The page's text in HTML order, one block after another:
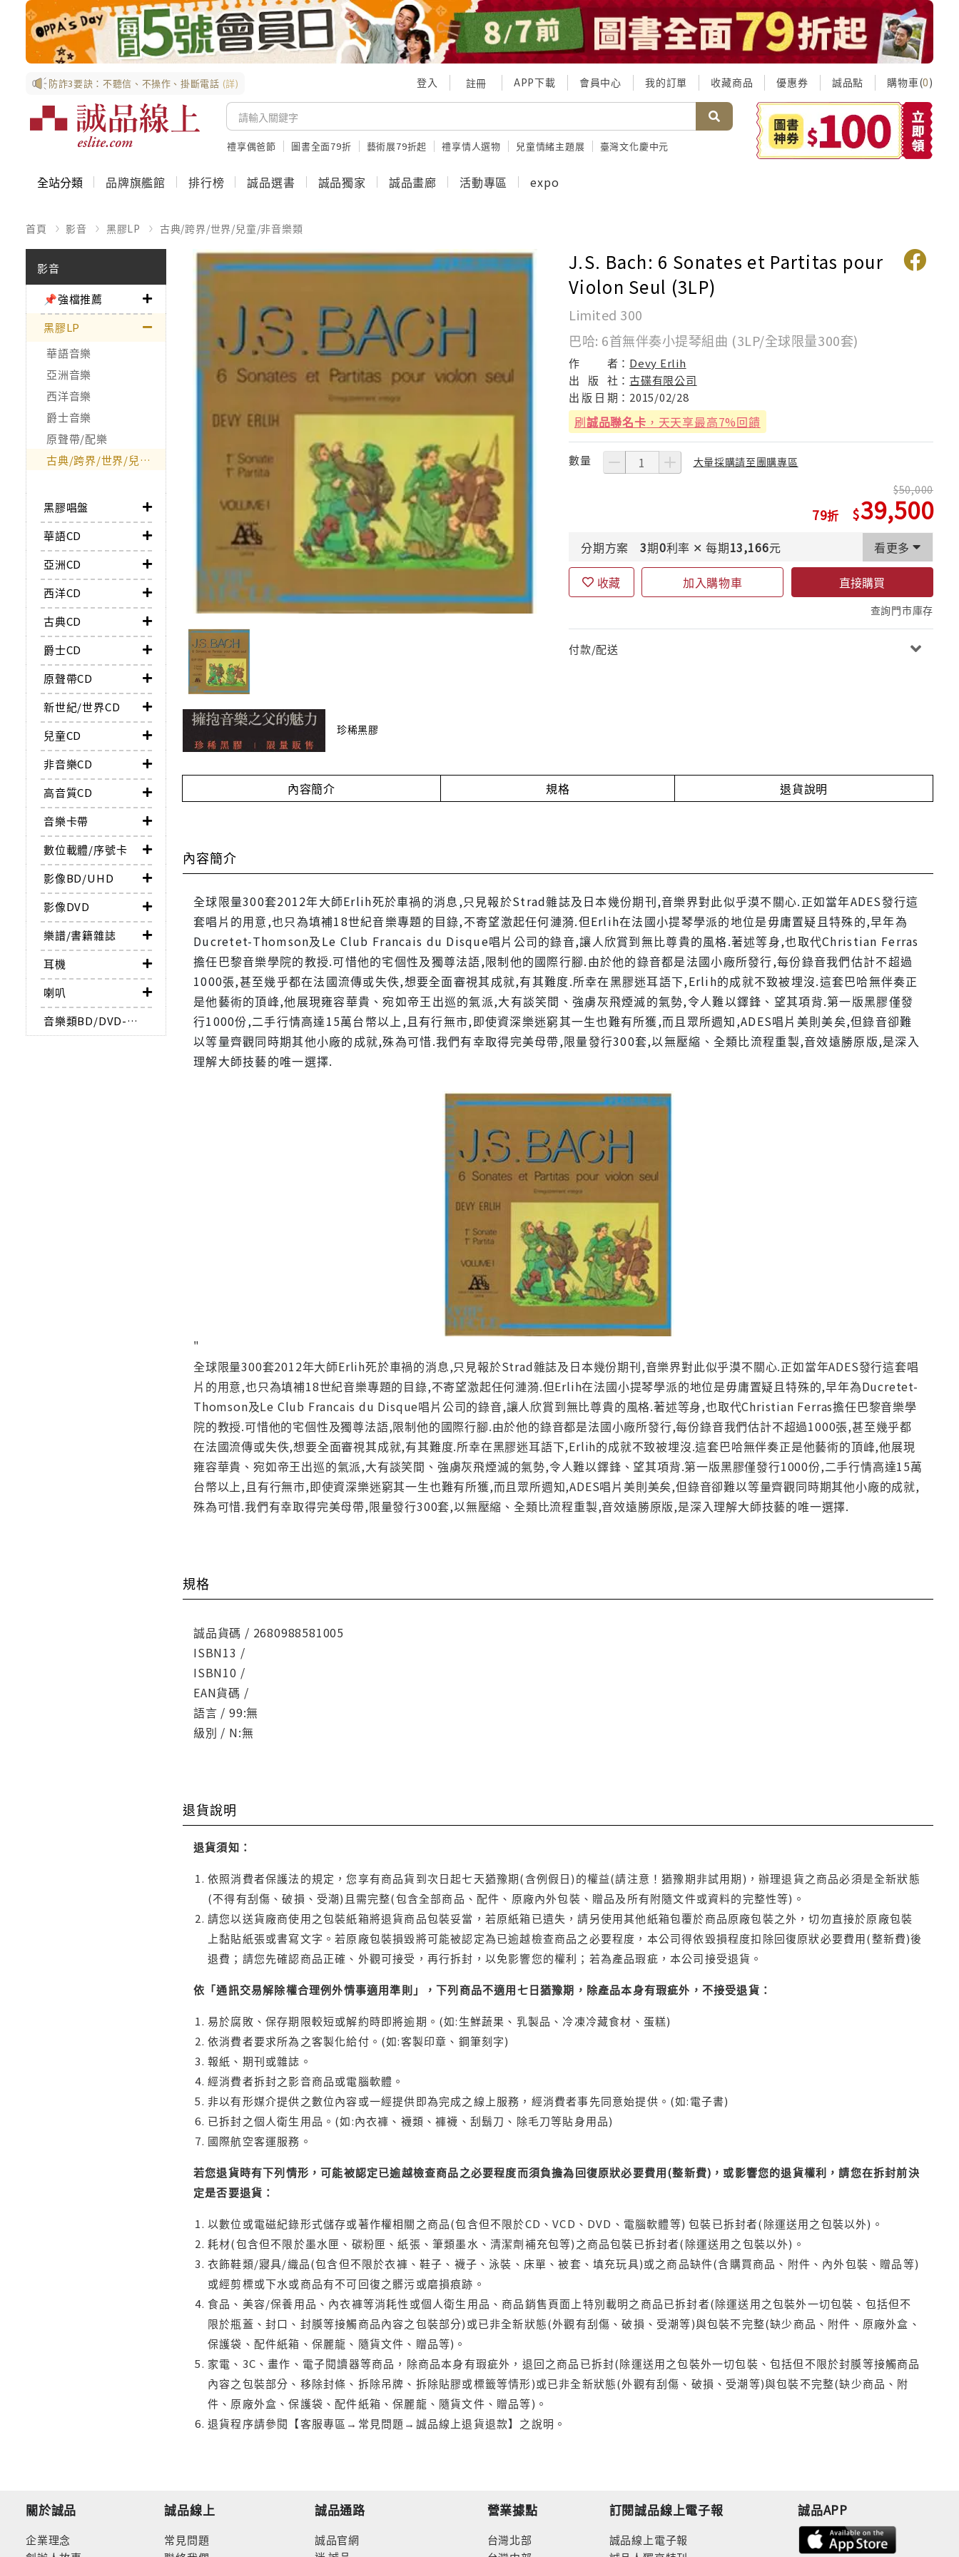
防詐3要訣：不聽信、不操作、掛斷電話 (詳) 登入 註冊 APP下載 會員中心 我的訂單 收藏商品 優惠券 誠品點 購物車(0)
禮享偶爸節 圖書全面79折 藝術展79折起 禮享情人選物 兒童情緒主題展 臺灣文化慶中元
全站分類 品牌旗艦館 排行榜 誠品選書 誠品獨家 誠品畫廊 活動專區 expo
首頁 影音 黑膠LP 古典/跨界/世界/兒童/非音樂類
影音
📌強檔推薦
黑膠LP
華語音樂
亞洲音樂
西洋音樂
爵士音樂
原聲帶/配樂
古典/跨界/世界/兒童/非音樂類
黑膠唱盤
華語CD
亞洲CD
西洋CD
古典CD
爵士CD
原聲帶CD
新世紀/世界CD
兒童CD
非音樂CD
高音質CD
音樂卡帶
數位載體/序號卡
影像BD/UHD
影像DVD
樂譜/書籍雜誌
耳機
喇叭
音樂類BD/DVD-AUDIO
珍稀黑膠
J.S. Bach: 6 Sonates et Partitas pour
Violon Seul (3LP)
Limited 300
巴哈: 6首無伴奏小提琴組曲 (3LP/全球限量300套)
作 者： Devy Erlih
出
版 社：古碟有限公司
出 版 日 期： 2015/02/28
刷誠品聯名卡 ，天天享最高7%回饋
數量 大量採購請至團購專區
79
50,000
39,500
分期方案 3期0利率 ✕ 每期13,166元 看更多
收藏 加入購物車 直接購買
查詢門市庫存
付款/配送
內容簡介 規格 退貨說明
內容簡介
全球限量300套2012年大師Erlih死於車禍的消息,只見報於Strad雜誌及日本幾份期刊,音樂界對此似乎漠不關心.正如當年ADES發行這
套唱片的用意,也只為填補18世紀音樂專題的目錄,不寄望激起任何漣漪.但Erlih在法國小提琴學派的地位是毋庸置疑且特殊的,早年為
Ducretet-Thomson及Le Club Francais du Disque唱片公司的錄音,讓人欣賞到無比尊貴的風格.著述等身,也取代Christian Ferras
擔任巴黎音樂學院的教授.可惜他的宅個性及獨尊法語,限制他的國際行腳.由於他的錄音都是法國小廠所發行,每份錄音我們估計不超過
1000張,甚至幾乎都在法國流傳或失佚,想要全面審視其成就,有其難度.所幸在黑膠迷耳語下,Erlih的成就不致被埋沒.這套巴哈無伴奏正
是他藝術的頂峰,他展現雍容華貴、宛如帝王出巡的氣派,大有談笑間、強虜灰飛煙滅的氣勢,令人難以鐸鋒、望其項背.第一版黑膠僅發
行1000份,二手行情高達15萬台幣以上,且有行無市,即使資深樂迷窮其一生也難有所獲,而且眾所週知,ADES唱片美則美矣,但錄音卻難
以等量齊觀同時期其他小廠的成就,殊為可惜.我們有幸取得完美母帶,限量發行300套,以無壓縮、全類比流程重製,音效遠勝原版,是深入
理解大師技藝的唯一選擇.
"
全球限量300套2012年大師Erlih死於車禍的消息,只見報於Strad雜誌及日本幾份期刊,音樂界對此似乎漠不關心.正如當年ADES發行這套唱
片的用意,也只為填補18世紀音樂專題的目錄,不寄望激起任何漣漪.但Erlih在法國小提琴學派的地位是毋庸置疑且特殊的,早年為Ducretet-
Thomson及Le Club Francais du Disque唱片公司的錄音,讓人欣賞到無比尊貴的風格.著述等身,也取代Christian Ferras擔任巴黎音樂學
院的教授.可惜他的宅個性及獨尊法語,限制他的國際行腳.由於他的錄音都是法國小廠所發行,每份錄音我們估計不超過1000張,甚至幾乎都
在法國流傳或失佚,想要全面審視其成就,有其難度.所幸在黑膠迷耳語下,Erlih的成就不致被埋沒.這套巴哈無伴奏正是他藝術的頂峰,他展現
雍容華貴、宛如帝王出巡的氣派,大有談笑間、強虜灰飛煙滅的氣勢,令人難以鐸鋒、望其項背.第一版黑膠僅發行1000份,二手行情高達15萬
台幣以上,且有行無市,即使資深樂迷窮其一生也難有所獲,而且眾所週知,ADES唱片美則美矣,但錄音卻難以等量齊觀同時期其他小廠的成就,
殊為可惜.我們有幸取得完美母帶,限量發行300套,以無壓縮、全類比流程重製,音效遠勝原版,是深入理解大師技藝的唯一選擇.
規格
誠品貨碼 / 2680988581005
ISBN13 /
ISBN10 /
EAN貨碼 /
語言 / 99:無
級別 / N:無
退貨說明
退貨須知：
依照消費者保護法的規定，您享有商品貨到次日起七天猶豫期(含例假日)的權益(請注意！猶豫期非試用期)，辦理退貨之商品必須是全新狀態
(不得有刮傷、破損、受潮)且需完整(包含全部商品、配件、原廠內外包裝、贈品及所有附隨文件或資料的完整性等)。
請您以送貨廠商使用之包裝紙箱將退貨商品包裝妥當，若原紙箱已遺失，請另使用其他紙箱包覆於商品原廠包裝之外，切勿直接於原廠包裝
上黏貼紙張或書寫文字。若原廠包裝損毀將可能被認定為已逾越檢查商品之必要程度，本公司得依毀損程度扣除回復原狀必要費用(整新費)後
退費；請您先確認商品正確、外觀可接受，再行拆封，以免影響您的權利；若為產品瑕疵，本公司接受退貨。
依「通訊交易解除權合理例外情事適用準則」，下列商品不適用七日猶豫期，除產品本身有瑕疵外，不接受退貨：
易於腐敗、保存期限較短或解約時即將逾期。(如:生鮮蔬果、乳製品、冷凍冷藏食材、蛋糕)
依消費者要求所為之客製化給付。(如:客製印章、鋼筆刻字)
報紙、期刊或雜誌。
經消費者拆封之影音商品或電腦軟體。
非以有形媒介提供之數位內容或一經提供即為完成之線上服務，經消費者事先同意始提供。(如:電子書)
已拆封之個人衛生用品。(如:內衣褲、襪類、褲襪、刮鬍刀、除毛刀等貼身用品)
國際航空客運服務。
若您退貨時有下列情形，可能被認定已逾越檢查商品之必要程度而須負擔為回復原狀必要費用(整新費)，或影響您的退貨權利，請您在拆封前決
定是否要退貨：
以數位或電磁紀錄形式儲存或著作權相關之商品(包含但不限於CD、VCD、DVD、電腦軟體等) 包裝已拆封者(除運送用之包裝以外)。
耗材(包含但不限於墨水匣、碳粉匣、紙張、筆類墨水、清潔劑補充包等)之商品包裝已拆封者(除運送用之包裝以外)。
衣飾鞋類/寢具/織品(包含但不限於衣褲、鞋子、襪子、泳裝、床單、被套、填充玩具)或之商品缺件(含購買商品、附件、內外包裝、贈品等)
或經剪標或下水或商品有不可回復之髒污或磨損痕跡。
食品、美容/保養用品、內衣褲等消耗性或個人衛生用品、商品銷售頁面上特別載明之商品已拆封者(除運送用之包裝外一切包裝、包括但不
限於瓶蓋、封口、封膜等接觸商品內容之包裝部分)或已非全新狀態(外觀有刮傷、破損、受潮等)與包裝不完整(缺少商品、附件、原廠外盒、
保護袋、配件紙箱、保麗龍、隨貨文件、贈品等)。
家電、3C、畫作、電子閱讀器等商品，除商品本身有瑕疵外，退回之商品已拆封(除運送用之包裝外一切包裝、包括但不限於封膜等接觸商品
內容之包裝部分、移除封條、拆除吊牌、拆除貼膠或標籤等情形)或已非全新狀態(外觀有刮傷、破損、受潮等)與包裝不完整(缺少商品、附
件、原廠外盒、保護袋、配件紙箱、保麗龍、隨貨文件、贈品等)。
退貨程序請參閱【客服專區→常見問題→誠品線上退貨退款】之說明。
關於誠品
企業理念
誠品線上
常見問題
誠品通路
誠品官網
營業據點
台灣北部
訂閱誠品線上電子報
誠品線上電子報
誠品APP